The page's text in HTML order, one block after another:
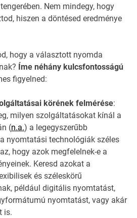
Nem mindegy, hogy
hiszen a döntésed eredménye
hogy a választott nyomda
Íme néhány kulcsfontosságú
figyelned:
körének felmérése:
milyen szolgáltatásokat kínál a
(n.a.) a legegyszerűbb
nyomtatási technológiák széles
hogy azok megfelelnek-e a
Keresd azokat a
és széleskörű
például digitális nyomtatást,
nyomtatást, vagy akár
is.